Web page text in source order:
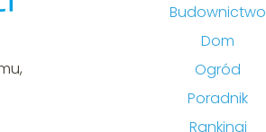
Budownictwo
Dom
Ogród
Poradnik
Rankingi